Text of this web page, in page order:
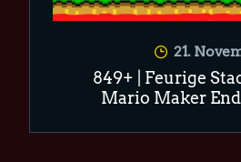
21.
849+ | Feurige
Mario Maker